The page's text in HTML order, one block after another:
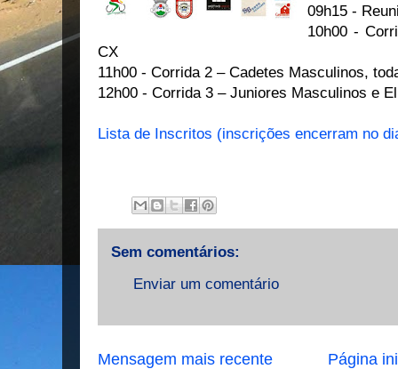
09h15 -
10h00 -
CX
11h00 - Corrida 2 – Cadetes Masculinos,
12h00 - Corrida 3 – Juniores Masculinos e
Lista de Inscritos (inscrições encerram no
Sem comentários:
Enviar um comentário
Mensagem mais recente Página